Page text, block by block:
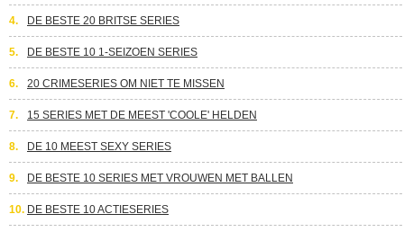
4. DE BESTE 20 BRITSE SERIES
5. DE BESTE 10 1-SEIZOEN SERIES
6. 20 CRIMESERIES OM NIET TE MISSEN
7. 15 SERIES MET DE MEEST 'COOLE' HELDEN
8. DE 10 MEEST SEXY SERIES
9. DE BESTE 10 SERIES MET VROUWEN MET BALLEN
10. DE BESTE 10 ACTIESERIES